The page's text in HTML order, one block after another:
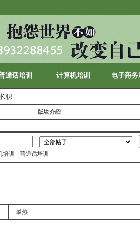
通话培训 计算机培训 电子商务
职
版块介绍
培训 普通话培训
最热